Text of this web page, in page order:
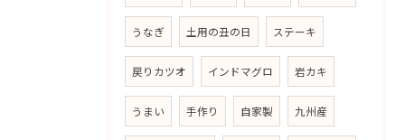
うなぎ 土用の丑の日 ステーキ
戻りカツオ インドマグロ 岩カキ
うまい 手作り 自家製 九州産